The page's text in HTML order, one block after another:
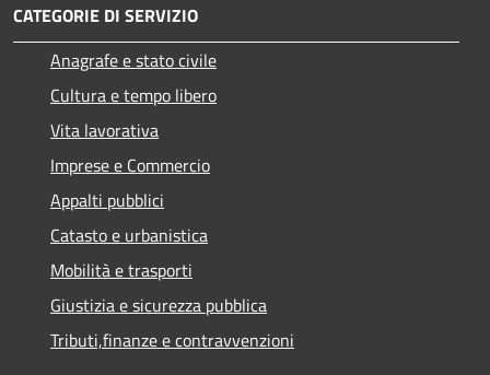
CATEGORIE DI SERVIZIO
Anagrafe e stato civile
Cultura e tempo libero
Vita lavorativa
Imprese e Commercio
Appalti pubblici
Catasto e urbanistica
Mobilità e trasporti
Giustizia e sicurezza pubblica
Tributi,finanze e contravvenzioni